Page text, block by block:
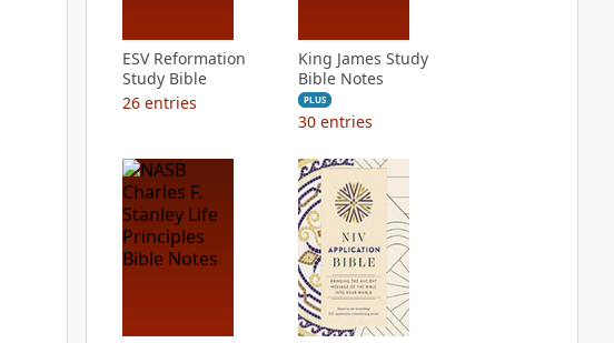
ESV Reformation
Study Bible
26 entries
King James Study
Bible Notes
PLUS
30 entries